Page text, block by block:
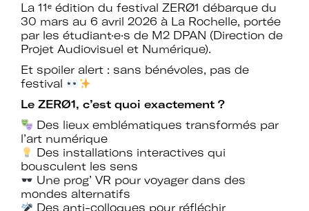
Rejoignez le réseau A+U+C
Téléchargez le bulletin
d'adhésion
La 11ᵉ édition du festival ZERØ1 débarque du
30 mars au 6 avril 2026 à La Rochelle, portée
par les étudiant·e·s de M2 DPAN (Direction de
Projet Audiovisuel et Numérique).
Et spoiler alert : sans bénévoles, pas de
festival
Le ZERØ1, c’est quoi exactement ?
Des lieux emblématiques transformés par
l’art numérique
Des installations interactives qui
bousculent les sens
Une prog’ VR pour voyager dans des
mondes alternatifs
Des anti-colloques pour réfléchir